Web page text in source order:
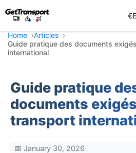
€
Home
Articles
Guide pratique des documents
international
Guide pratique
documents
transport
📅 January 30, 2026